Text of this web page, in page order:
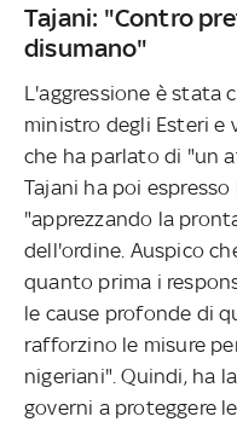
Tajani: "Contro
disumano"
L'aggressione è stata
ministro degli Esteri e
che ha parlato di "un
Tajani ha poi
"apprezzando la
dell'ordine. Auspico
quanto prima i
le cause profonde di
rafforzino le misure
nigeriani". Quindi, ha
governi a proteggere